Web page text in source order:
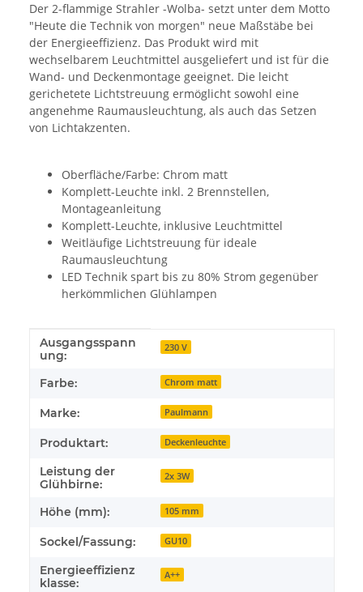
Der 2-flammige Strahler -Wolba- setzt unter dem Motto
"Heute die Technik von morgen" neue Maßstäbe bei
der Energieeffizienz. Das Produkt wird mit
wechselbarem Leuchtmittel ausgeliefert und ist für die
Wand- und Deckenmontage geeignet. Die leicht
gerichetete Lichtstreuung ermöglicht sowohl eine
angenehme Raumausleuchtung, als auch das Setzen
von Lichtakzenten.
Oberfläche/Farbe: Chrom matt
Komplett-Leuchte inkl. 2 Brennstellen,
Montageanleitung
Komplett-Leuchte, inklusive Leuchtmittel
Weitläufige Lichtstreuung für ideale
Raumausleuchtung
LED Technik spart bis zu 80% Strom gegenüber
herkömmlichen Glühlampen
Produkteigenschaft
Wert
Ausgangsspann
ung:
230 V
Farbe: Chrom matt
Marke: Paulmann
Produktart: Deckenleuchte
Leistung der
Glühbirne:
2x 3W
Höhe (mm): 105 mm
Sockel/Fassung: GU10
Energieeffizienz
klasse:
A++